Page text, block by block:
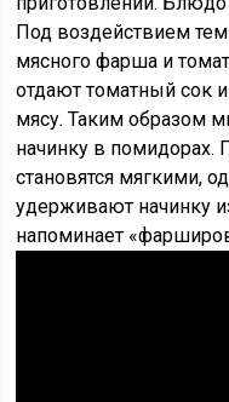
Под воздействием
мясного фарша и
отдают томатный сок
мясу. Таким образом
начинку в помидорах.
становятся мягкими,
удерживают начинку
напоминает